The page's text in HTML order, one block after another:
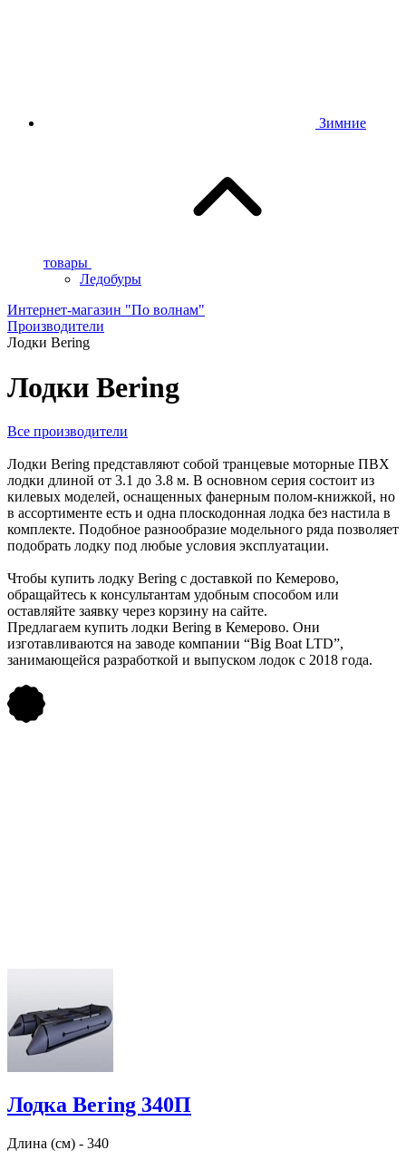
Зимние
товары
Ледобуры
Интернет-магазин "По волнам"
Производители
Лодки Bering
Лодки Bering
Все производители
Лодка Bering 340П
Длина (см) - 340
Предлагаем купить лодки Bering в Кемерово. Они
изготавливаются на заводе компании “Big Boat LTD”,
занимающейся разработкой и выпуском лодок с 2018 года.
Лодки Bering представляют собой транцевые моторные ПВХ
лодки длиной от 3.1 до 3.8 м. В основном серия состоит из
килевых моделей, оснащенных фанерным полом-книжкой, но
в ассортименте есть и одна плоскодонная лодка без настила в
комплекте. Подобное разнообразие модельного ряда позволяет
подобрать лодку под любые условия эксплуатации.
Чтобы купить лодку Bering с доставкой по Кемерово,
обращайтесь к консультантам удобным способом или
оставляйте заявку через корзину на сайте.